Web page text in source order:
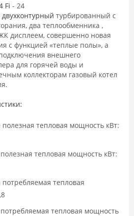
Fi - 24
двухконтурный турбированный с
два теплообменника ,
дисплеем, совершенно новая
с функцией «теплые полы», а
внешнего
для горячей воды и
коллекторам газовый котел
тепловая мощность кВт:
тепловая мощность кВт:
тепловая
тепловая мощность